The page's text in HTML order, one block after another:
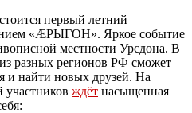
первый летний
«ÆРЫГОН». Яркое событие
местности Урсдона. В
разных регионов РФ сможет
и найти новых друзей. На
участников ждёт насыщенная